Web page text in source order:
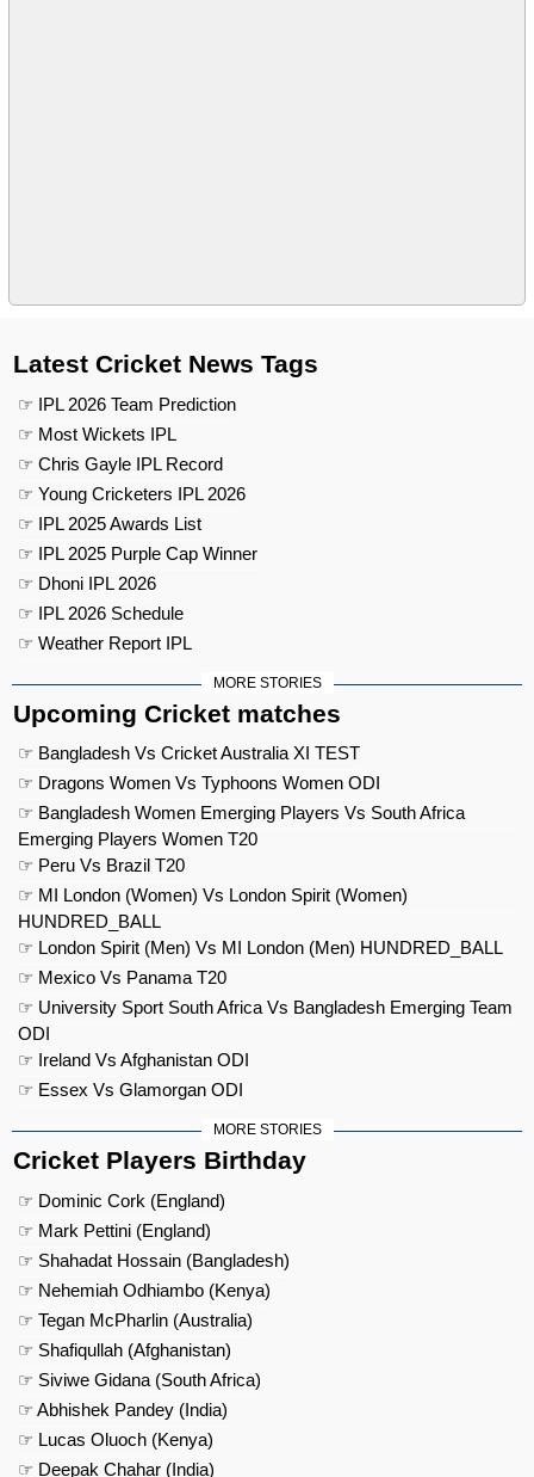
Latest Cricket News Tags
☞ IPL 2026 Team Prediction
☞ Most Wickets IPL
☞ Chris Gayle IPL Record
☞ Young Cricketers IPL 2026
☞ IPL 2025 Awards List
☞ IPL 2025 Purple Cap Winner
☞ Dhoni IPL 2026
☞ IPL 2026 Schedule
☞ Weather Report IPL
MORE STORIES
Upcoming Cricket matches
☞ Bangladesh Vs Cricket Australia XI TEST
☞ Dragons Women Vs Typhoons Women ODI
☞ Bangladesh Women Emerging Players Vs South Africa
Emerging Players Women T20
☞ Peru Vs Brazil T20
☞ MI London (Women) Vs London Spirit (Women)
HUNDRED_BALL
☞ London Spirit (Men) Vs MI London (Men) HUNDRED_BALL
☞ Mexico Vs Panama T20
☞ University Sport South Africa Vs Bangladesh Emerging Team
ODI
☞ Ireland Vs Afghanistan ODI
☞ Essex Vs Glamorgan ODI
MORE STORIES
Cricket Players Birthday
☞ Dominic Cork (England)
☞ Mark Pettini (England)
☞ Shahadat Hossain (Bangladesh)
☞ Nehemiah Odhiambo (Kenya)
☞ Tegan McPharlin (Australia)
☞ Shafiqullah (Afghanistan)
☞ Siviwe Gidana (South Africa)
☞ Abhishek Pandey (India)
☞ Lucas Oluoch (Kenya)
☞ Deepak Chahar (India)